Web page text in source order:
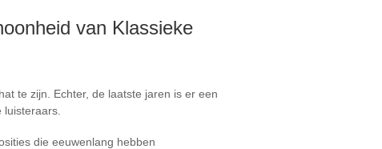
van Klassieke
te zijn. Echter, de laatste jaren is er een
die eeuwenlang hebben